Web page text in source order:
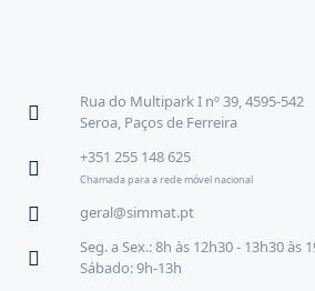
Rua do Multipark I nº 39, 4595-542
Seroa, Paços de Ferreira
+351 255 148 625
Chamada para a rede móvel nacional
geral@simmat.pt
Seg. a Sex.: 8h às 12h30 - 13h30 às
Sábado: 9h-13h